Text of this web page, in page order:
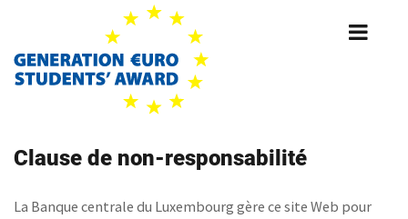
main
content
Clause de non-responsabilité
La Banque centrale du Luxembourg gère ce site Web pour